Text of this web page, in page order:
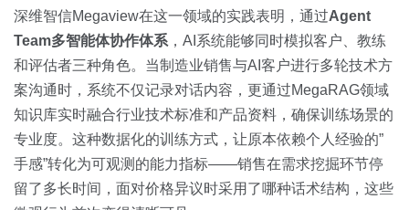
深维智信Megaview在这一领域的实践表明，通过Agent
Team多智能体协作体系 ，AI系统能够同时模拟客户、教练
和评估者三种角色。当制造业销售与AI客户进行多轮技术方
案沟通时，系统不仅记录对话内容，更通过MegaRAG领域
知识库实时融合行业技术标准和产品资料，确保训练场景的
专业度。这种数据化的训练方式，让原本依赖个人经验的”
手感”转化为可观测的能力指标——销售在需求挖掘环节停
留了多长时间，面对价格异议时采用了哪种话术结构，这些